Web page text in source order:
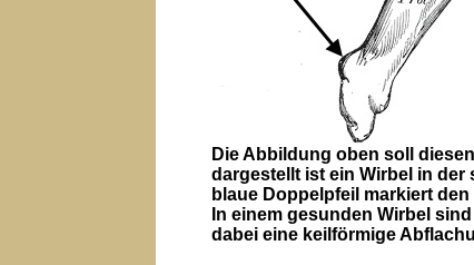
Die Abbildung oben soll
dargestellt ist ein Wirbel in
blaue Doppelpfeil markiert
In einem gesunden Wirbel
dabei eine keilförmige